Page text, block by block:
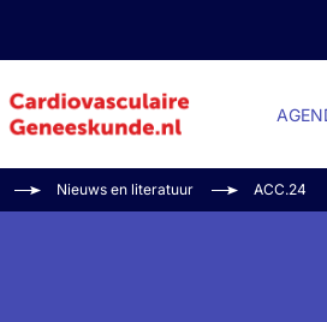
Nieuws en literatuur ACC.24